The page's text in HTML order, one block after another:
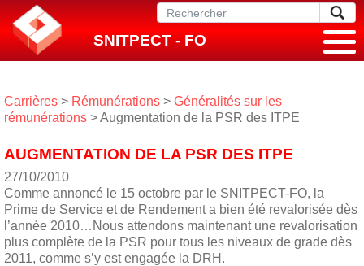
SNITPECT - FO
Carrières > Rémunérations > Généralités sur les
rémunérations > Augmentation de la PSR des ITPE
AUGMENTATION DE LA PSR DES ITPE
27/10/2010
Comme annoncé le 15 octobre par le SNITPECT-FO, la
Prime de Service et de Rendement a bien été revalorisée dès
l’année 2010…Nous attendons maintenant une revalorisation
plus complète de la PSR pour tous les niveaux de grade dès
2011, comme s’y est engagée la DRH.